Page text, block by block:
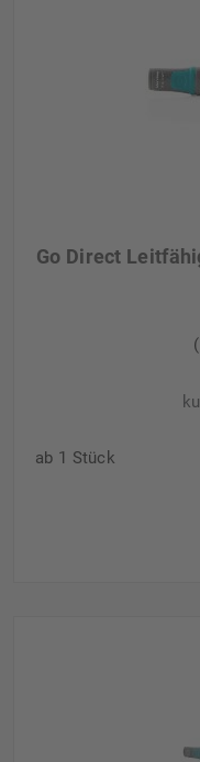
Go Direct
ab 1 Stück